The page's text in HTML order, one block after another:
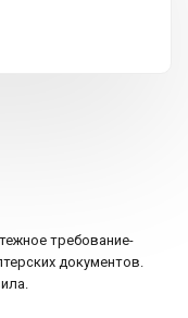
требование-
документов.